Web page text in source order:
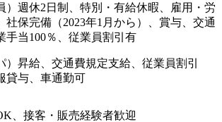
）週休2 日制、特別・有給休暇、雇用・労
社保完備（2023年1 月から）、賞与、交通
手当100％、従業員割引有
）昇給、交通費規定支給、従業員割引
貸与、車通勤可
、接客・販売経験者歓迎